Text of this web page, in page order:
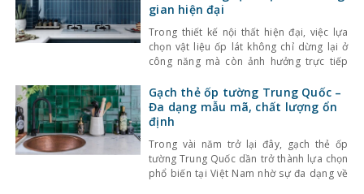
gian hiện đại
Trong thiết kế nội thất hiện đại, việc lựa
chọn vật liệu ốp lát không chỉ dừng lại ở
công năng mà còn ảnh hưởng trực tiếp
Một trong những lựa chọn nổi bật gần đây
là gạch thẻ men rạn – dòng gạch ốp lát
Gạch thẻ ốp tường Trung Quốc –
Đa dạng mẫu mã, chất lượng ổn
định
Trong vài năm trở lại đây, gạch thẻ ốp
tường Trung Quốc dần trở thành lựa chọn
phổ biến tại Việt Nam nhờ sự đa dạng về